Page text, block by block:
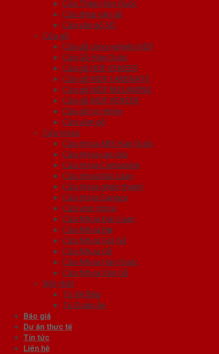
Cửa Thép Hàn Quốc
Cửa thép vân gỗ
Cửa vân gỗ 5D
Cửa gỗ
Cửa gỗ công nghiệp HDF
Cửa Gỗ Hàn Quốc
Cửa gỗ HDF VENEER
Cửa gỗ MDF LAMINATE
Cửa gỗ MDF MELAMINE
Cửa gỗ MDF VENEER
Cửa gỗ tự nhiên
Cửa vòm gỗ
Cửa nhựa
Cửa nhựa ABS Hàn Quốc
Cửa nhựa cao cấp
Cửa nhựa Composite
Cửa nhựa Đài Loan
Cửa nhựa ghép thanh
Cửa nhựa Sungyu
Cửa vòm nhựa
Cửa Nhựa Đài Loan
Cửa Nhựa Đẹp
Cửa Nhựa Giả Gỗ
Cửa Nhựa Gỗ
Cửa Nhựa Hàn Quốc
Cửa Nhựa Vân Gỗ
Nội thất
Tủ Kệ Bếp
Tủ Quần Áo
Báo giá
Dự án thực tế
Tin tức
Liên hệ